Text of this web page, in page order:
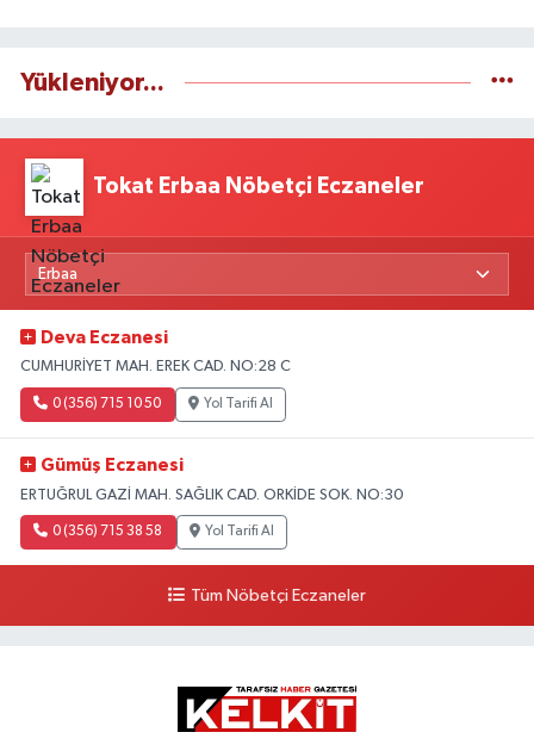
Yükleniyor...
Tokat Erbaa Nöbetçi Eczaneler
Deva Eczanesi
CUMHURİYET MAH. EREK CAD. NO:28 C
0 (356) 715 10 50 Yol Tarifi Al
Gümüş Eczanesi
ERTUĞRUL GAZİ MAH. SAĞLIK CAD. ORKİDE SOK. NO:30
0 (356) 715 38 58 Yol Tarifi Al
Tüm Nöbetçi Eczaneler